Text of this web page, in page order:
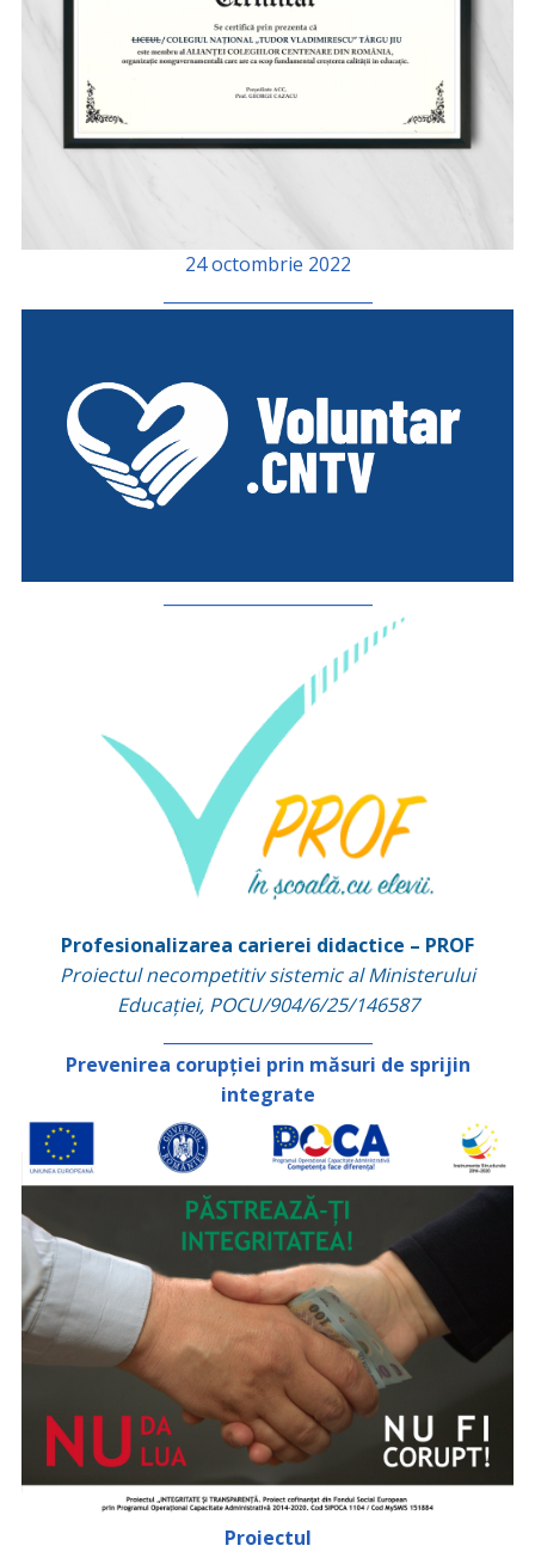
24 octombrie 2022
Profesionalizarea carierei didactice – PROF
Proiectul necompetitiv sistemic al Ministerului
Educației, POCU/904/6/25/146587
Prevenirea corupției prin măsuri de sprijin
integrate
Proiectul